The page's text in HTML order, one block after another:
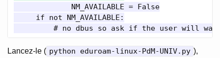
             NM_AVAILABLE = False
     if not NM_AVAILABLE:
Lancez-le ( python eduroam-linux-PdM-UNIV.py ),